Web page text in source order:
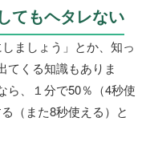
てもヘタレない
ましょう」とか、知っ
てくる知識もありま
ら、１分で50％（4秒使
（また8秒使える）と